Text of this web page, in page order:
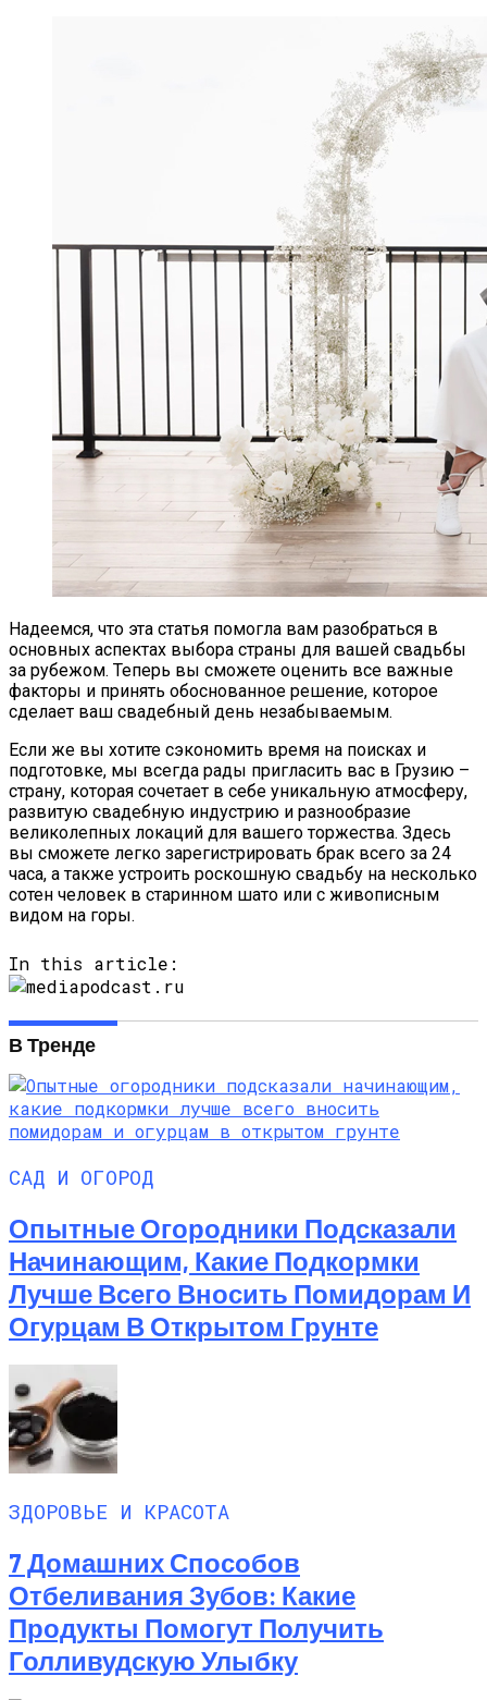
Надеемся, что эта статья помогла вам разобраться в
основных аспектах выбора страны для вашей свадьбы
за рубежом. Теперь вы сможете оценить все важные
факторы и принять обоснованное решение, которое
сделает ваш свадебный день незабываемым.
Если же вы хотите сэкономить время на поисках и
подготовке, мы всегда рады пригласить вас в Грузию –
страну, которая сочетает в себе уникальную атмосферу,
развитую свадебную индустрию и разнообразие
великолепных локаций для вашего торжества. Здесь
вы сможете легко зарегистрировать брак всего за 24
часа, а также устроить роскошную свадьбу на несколько
сотен человек в старинном шато или с живописным
видом на горы.
In this article:
В Тренде
САД И ОГОРОД
Опытные Огородники Подсказали
Начинающим, Какие Подкормки
Лучше Всего Вносить Помидорам И
Огурцам В Открытом Грунте
ЗДОРОВЬЕ И КРАСОТА
7 Домашних Способов
Отбеливания Зубов: Какие
Продукты Помогут Получить
Голливудскую Улыбку